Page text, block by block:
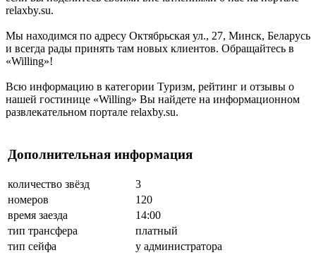
relaxby.su.
Мы находимся по адресу Октябрьская ул., 27, Минск, Беларусь
и всегда рады принять там новых клиентов. Обращайтесь в
«Willing»!
Всю информацию в категории Туризм, рейтинг и отзывы о
нашей гостинице «Willing» Вы найдете на информационном
развлекательном портале relaxby.su.
Дополнительная информация
количество звёзд
3
номеров
120
время заезда
14:00
тип трансфера
платный
тип сейфа
у администратора